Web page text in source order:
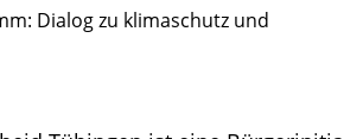
Dialog zu klimaschutz und